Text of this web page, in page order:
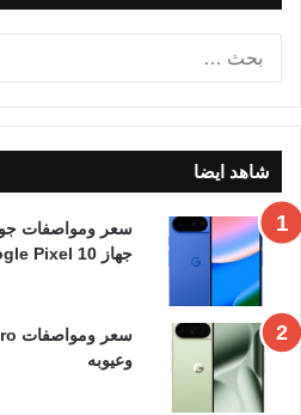
شاهد ايضا
جهاز Google Pixel 10
وعيوبه